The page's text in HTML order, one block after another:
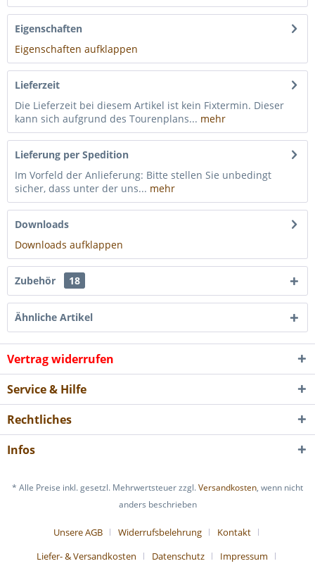
Eigenschaften
Eigenschaften aufklappen
Lieferzeit
Die Lieferzeit bei diesem Artikel ist kein Fixtermin. Dieser
kann sich aufgrund des Tourenplans... mehr
Lieferung per Spedition
Im Vorfeld der Anlieferung: Bitte stellen Sie unbedingt
sicher, dass unter der uns... mehr
Downloads
Downloads aufklappen
Zubehör 18
Ähnliche Artikel
Vertrag widerrufen
Service & Hilfe
Rechtliches
Infos
* Alle Preise inkl. gesetzl. Mehrwertsteuer zzgl.Versandkosten, wenn nicht
anders beschrieben
Unsere AGB Widerrufsbelehrung
Kontakt
Liefer- & Versandkosten
Datenschutz Impressum